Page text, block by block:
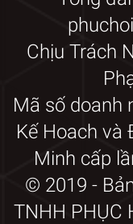
Chịu Trách
Mã số doanh
Kế Hoach và
Minh cấp
© 2019 -
TNHH PHỤC